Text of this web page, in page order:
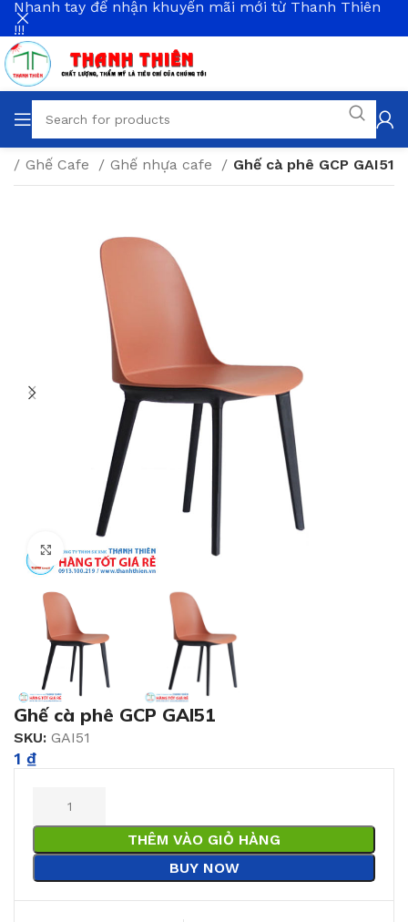
Ghế Cafe Ghế nhựa cafe Ghế cà phê GCP GAI51
Click to enlarge
Ghế cà phê GCP GAI51
SKU: GAI51
1 ₫
THÊM VÀO GIỎ HÀNG
BUY NOW
Nhanh tay để nhận khuyến mãi mới từ Thanh Thiên
!!!